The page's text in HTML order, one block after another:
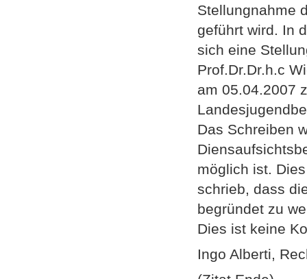
Stellungnahme
geführt wird. In
sich eine
Prof.Dr.Dr.h.c
am 05.04.2007
Das Schreiben
möglich ist.
schrieb, dass
begründet zu
Dies ist keine
Ingo Alberti,